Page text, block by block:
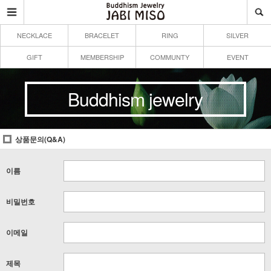
NECKLACE BRACELET RING SILVER
GIFT MEMBERSHIP COMMUNTY EVENT
Buddhism jewelry
상품문의(Q&A)
이름
비밀번호
이메일
제목